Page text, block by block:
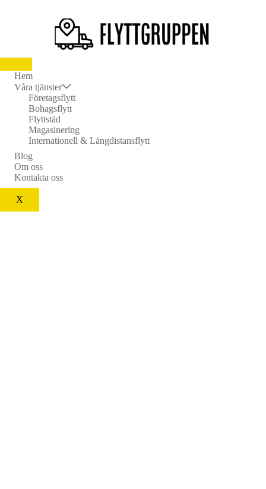
Hem
Våra tjänster
Företagsflytt
Bohagsflytt
Flyttstäd
Magasinering
Internationell & Långdistansflytt
Blog
Om oss
Kontakta oss
X